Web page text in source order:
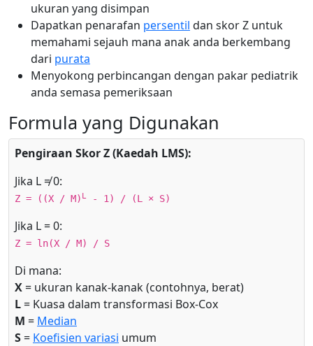
ukuran yang disimpan
Dapatkan penarafan persentil dan skor Z untuk
memahami sejauh mana anak anda berkembang
dari purata
Menyokong perbincangan dengan pakar pediatrik
anda semasa pemeriksaan
Formula yang Digunakan
Pengiraan Skor Z (Kaedah LMS):
Jika L ≠ 0:
Z = ((X / M) L - 1) / (L × S)
Jika L = 0:
Z = ln(X / M) / S
Di mana:
X= ukuran kanak-kanak (contohnya, berat)
L= Kuasa dalam transformasi Box-Cox
M = Median
S= Koefisien variasi umum